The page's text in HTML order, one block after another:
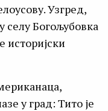
Узгред,
селу Богољубовка
историјски
у град: Тито је